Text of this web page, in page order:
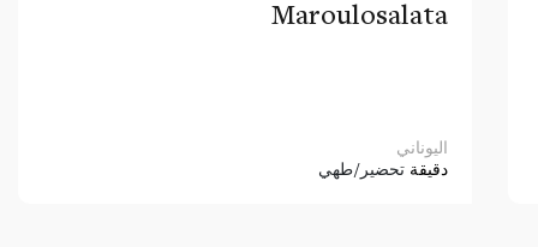
Maroulosalata
اليوناني
دقيقة تحضير/طهي